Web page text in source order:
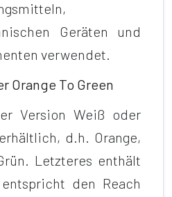
Geräten und
verwendet.
Orange To Green
Version Weiß oder
d.h. Orange,
Letzteres enthält
den Reach